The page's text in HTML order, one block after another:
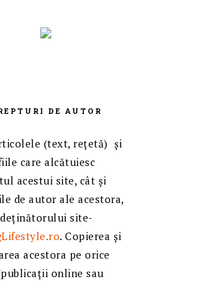
DE AUTOR
(text, reţetă) și
care alcătuiesc
acestui site, cât și
de autor ale acestora,
site-
. Copierea și
acestora pe orice
online sau